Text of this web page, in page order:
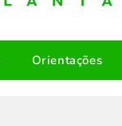
Orientações